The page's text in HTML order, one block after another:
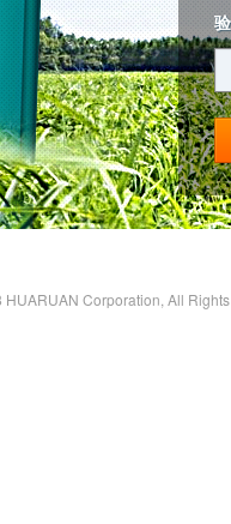
Corporation, All